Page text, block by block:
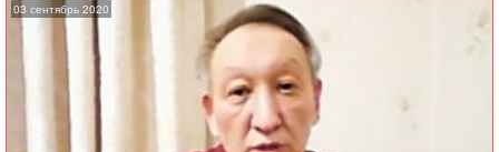
03 сентябрь 2020